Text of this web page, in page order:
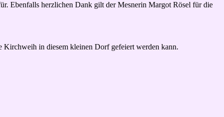
Ebenfalls herzlichen Dank gilt der Mesnerin Margot Rösel für die
Kirchweih in diesem kleinen Dorf gefeiert werden kann.